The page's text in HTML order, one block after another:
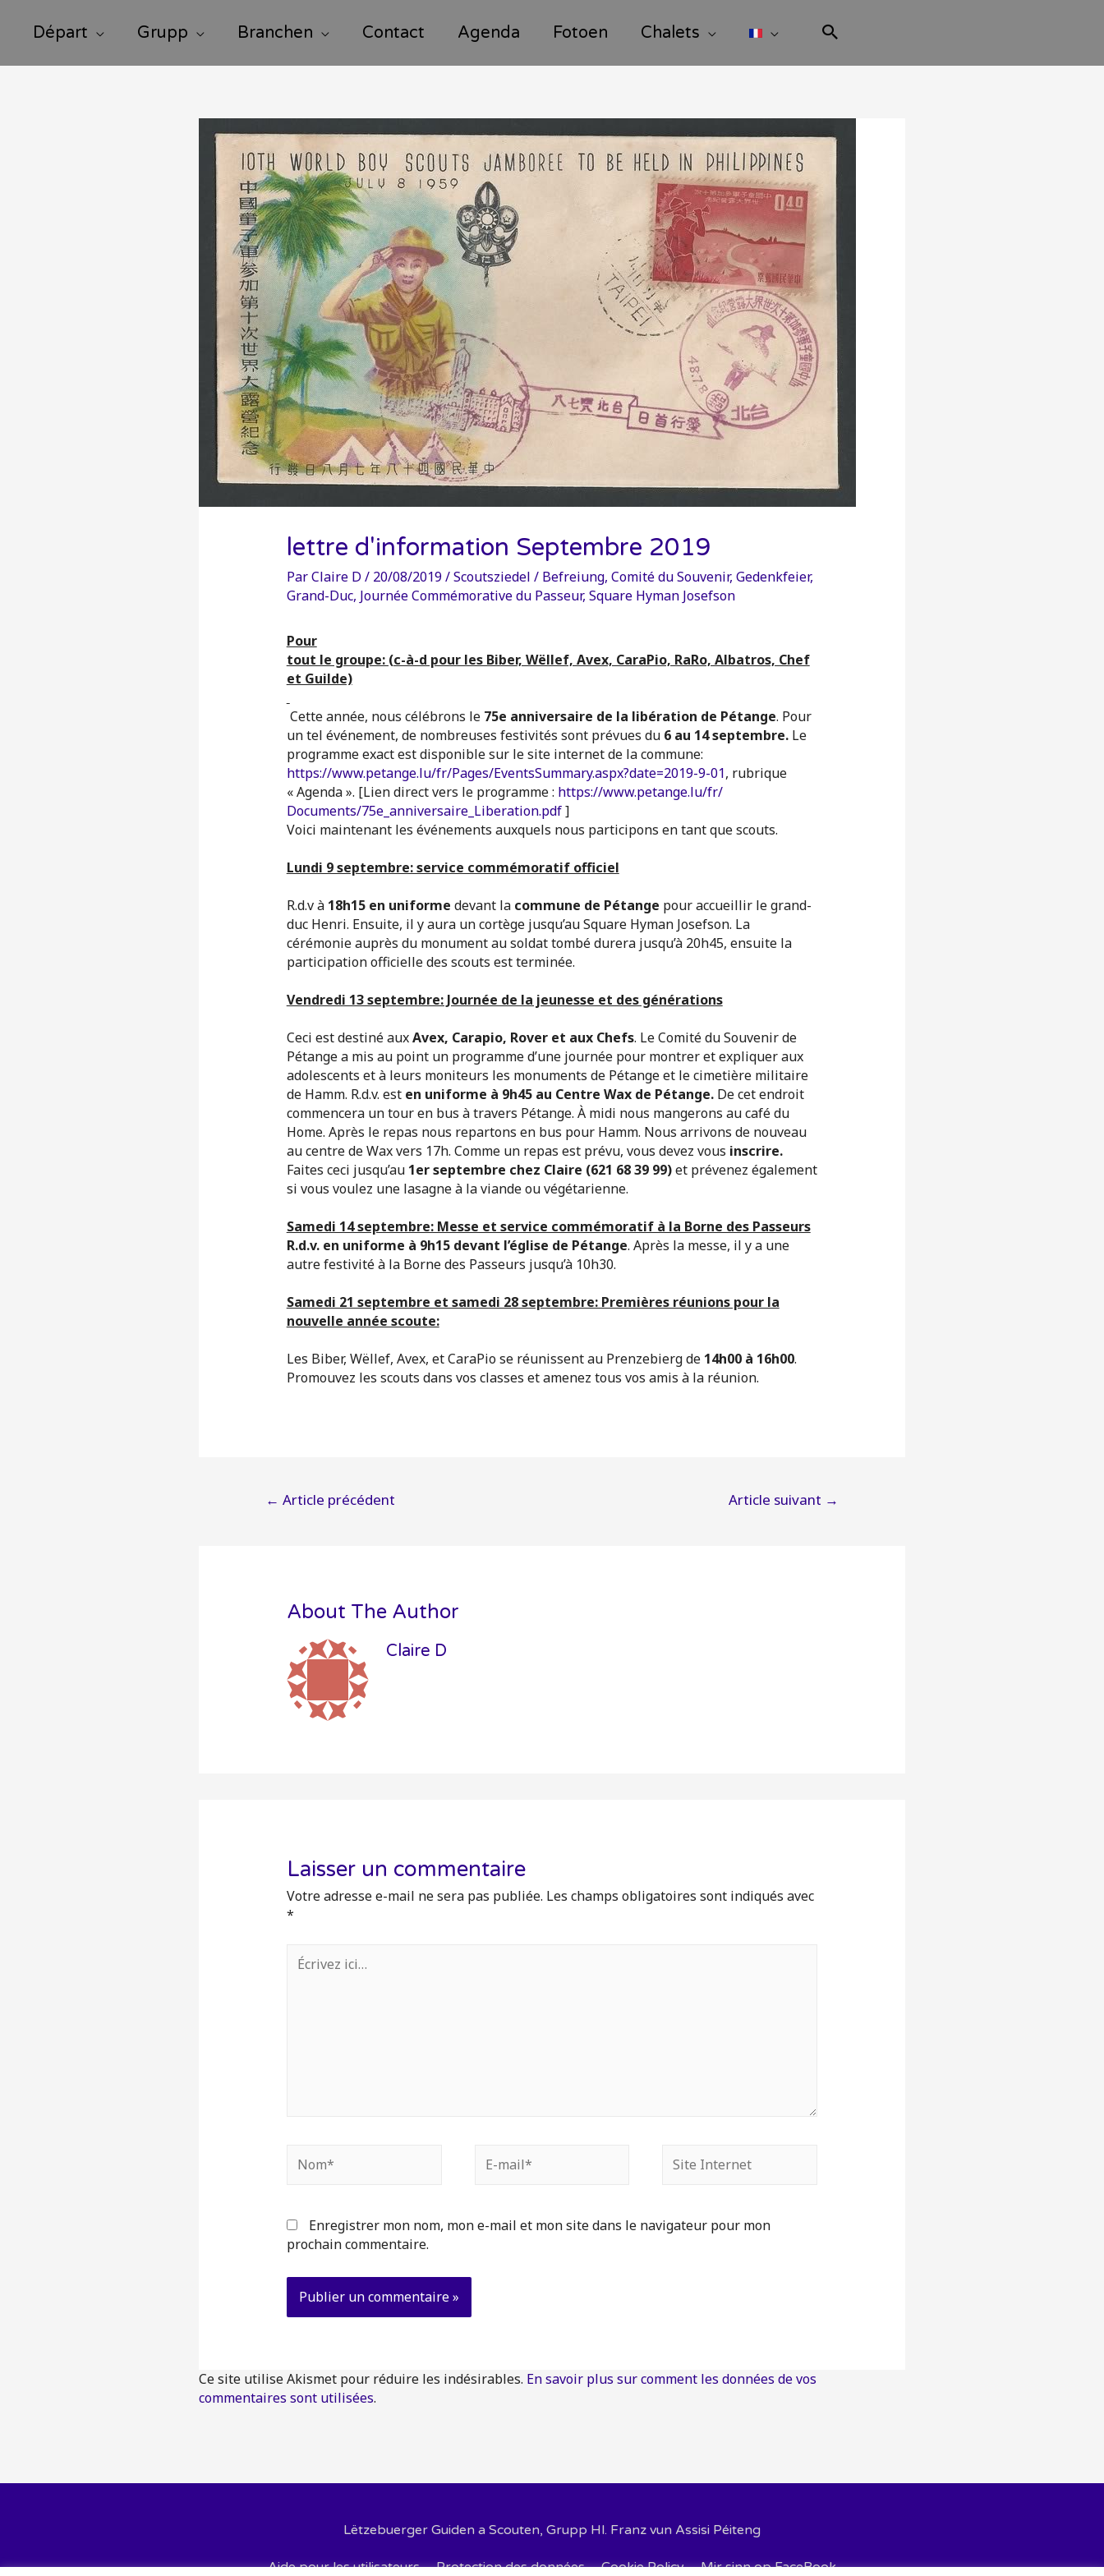
Départ Grupp Branchen Contact Agenda Fotoen Chalets
lettre d'information Septembre 2019
ParClaire D / 20/08/2019/Scoutsziedel / Befreiung, Comité du Souvenir, Gedenkfeier,
Grand-Duc, Journée Commémorative du Passeur, Square Hyman Josefson
Pour
tout le groupe: (c-à-d pour les Biber, Wëllef, Avex, CaraPio, RaRo, Albatros, Chef
et Guilde)
Cette année, nous célébrons le75e anniversaire de la libération de Pétange. Pour
un tel événement, de nombreuses festivités sont prévues du 6 au 14 septembre.Le
programme exact est disponible sur le site internet de la commune:
https://www.petange.lu/fr/Pages/EventsSummary.aspx?date=2019-9-01, rubrique
« Agenda ». [Lien direct vers le programme : https://www.petange.lu/fr/
Documents/75e_anniversaire_ Liberation.pdf]
Voici maintenant les événements auxquels nous participons en tant que scouts.
Lundi 9 septembre: service commémoratif officiel
R.d.v à 18h15 en uniforme devant la commune de Pétange pour accueillir le grand-
duc Henri. Ensuite, il y aura un cortège jusqu’au Square Hyman Josefson. La
cérémonie auprès du monument au soldat tombé durera jusqu’à 20h45, ensuite la
participation officielle des scouts est terminée.
Vendredi 13 septembre: Journée de la jeunesse et des générations
Ceci est destiné auxAvex, Carapio, Rover et aux Chefs. Le Comité du Souvenir de
Pétange a mis au point un programme d’une journée pour montrer et expliquer aux
adolescents et à leurs moniteurs les monuments de Pétange et le cimetière militaire
de Hamm. R.d.v. est en uniforme à 9h45 au Centre Wax de Pétange.De cet endroit
commencera un tour en bus à travers Pétange. À midi nous mangerons au café du
Home. Après le repas nous repartons en bus pour Hamm. Nous arrivons de nouveau
au centre de Wax vers 17h. Comme un repas est prévu, vous devez vous inscrire.
Faites ceci jusqu’au 1er septembre chez Claire (621 68 39 99)et prévenez également
si vous voulez une lasagne à la viande ou végétarienne.
Samedi 14 septembre: Messe et service commémoratif à la Borne des Passeurs
R.d.v. en uniforme à 9h15 devant l’église de Pétange. Après la messe, il y a une
autre festivité à la Borne des Passeurs jusqu’à 10h30.
Samedi 21 septembre et samedi 28 septembre: Premières réunions pour la
nouvelle année scoute:
Les Biber, Wëllef, Avex, et CaraPio se réunissent au Prenzebierg de 14h00 à 16h00.
Promouvez les scouts dans vos classes et amenez tous vos amis à la réunion.
Navigation
← Article précédent Article suivant →
About The Author
Claire D
Laisser un commentaire
Votre adresse e-mail ne sera pas publiée. Les champs obligatoires sont indiqués avec
*
Écrivez
ici…
mail*
Internet
Enregistrer mon nom, mon e-mail et mon site dans le navigateur pour mon
prochain commentaire.
Ce site utilise Akismet pour réduire les indésirables. En savoir plus sur comment les données de vos
commentaires sont utilisées.
Lëtzebuerger Guiden a Scouten, Grupp Hl. Franz vun Assisi Péiteng
Aide pour les utilisateurs Protection des données Cookie Policy Mir sinn op FaceBook